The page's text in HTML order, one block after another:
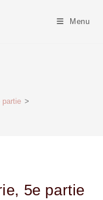
Menu
partie >
5e partie